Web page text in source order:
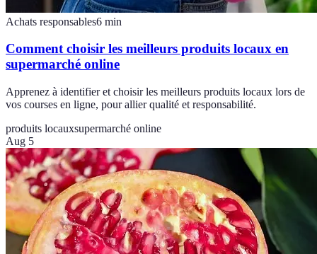
Achats responsables6 min
Comment choisir les meilleurs produits locaux en
supermarché online
Apprenez à identifier et choisir les meilleurs produits locaux lors de
vos courses en ligne, pour allier qualité et responsabilité.
produits locauxsupermarché online
Aug 5